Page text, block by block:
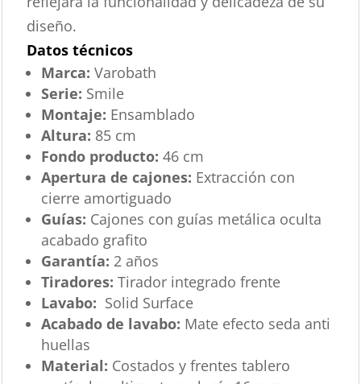
diseño.
Datos técnicos
Marca: Varobath
Serie: Smile
Montaje: Ensamblado
Altura: 85 cm
Fondo producto: 46 cm
Apertura de cajones: Extracción con
cierre amortiguado
Guías: Cajones con guías metálica oculta
acabado grafito
Garantía: 2 años
Tiradores: Tirador integrado frente
Lavabo: Solid Surface
Acabado de lavabo: Mate efecto seda anti
huellas
Material: Costados y frentes tablero